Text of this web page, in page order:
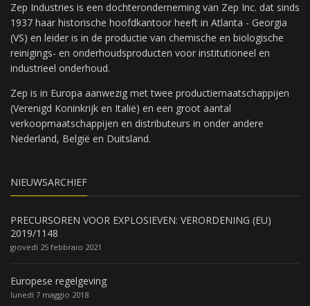
Zep Industries is een dochteronderneming van Zep Inc. dat sinds
1937 haar historische hoofdkantoor heeft in Atlanta - Georgia
(VS) en leider is in de productie van chemische en biologische
reinigings- en onderhoudsproducten voor institutioneel en
industrieel onderhoud.
Zep is in Europa aanwezig met twee productiemaatschappijen
(Verenigd Koninkrijk en Italië) en een groot aantal
verkoopmaatschappijen en distributeurs in onder andere
Nederland, België en Duitsland.
NIEUWSARCHIEF
PRECURSOREN VOOR EXPLOSIEVEN: VERORDENING (EU)
2019/1148
giovedì 25 febbraio 2021
Europese regelgeving
lunedì 7 maggio 2018